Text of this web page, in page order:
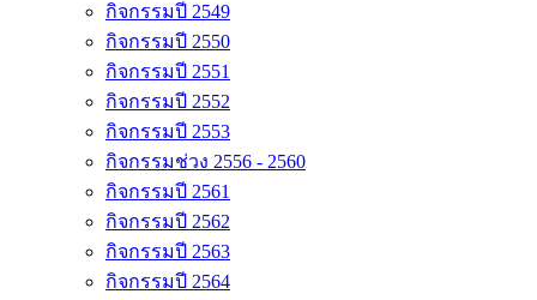
กิจกรรมปี 2549
กิจกรรมปี 2550
กิจกรรมปี 2551
กิจกรรมปี 2552
กิจกรรมปี 2553
กิจกรรมช่วง 2556 - 2560
กิจกรรมปี 2561
กิจกรรมปี 2562
กิจกรรมปี 2563
กิจกรรมปี 2564